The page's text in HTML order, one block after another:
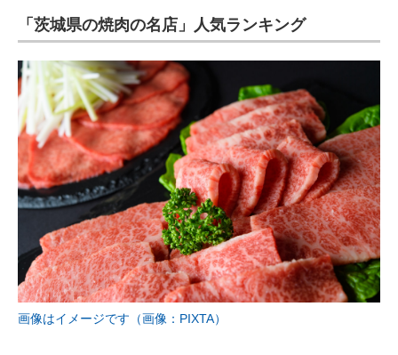
「茨城県の焼肉の名店」人気ランキング
画像はイメージです（画像：PIXTA）